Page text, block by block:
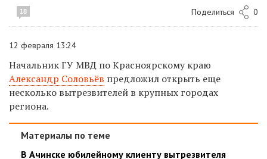
18 Поделиться 0
12 февраля 13:24
Начальник ГУ МВД по Красноярскому краю
Александр Соловьёв предложил открыть еще
несколько вытрезвителей в крупных городах
региона.
Материалы по теме
В Ачинске юбилейному клиенту вытрезвителя